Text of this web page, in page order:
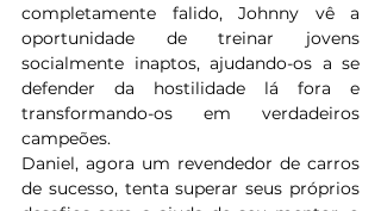
completamente falido, Johnny vê a
oportunidade de treinar jovens
socialmente inaptos, ajudando-os a se
defender da hostilidade lá fora e
transformando-os em verdadeiros
campeões.
Daniel, agora um revendedor de carros
de sucesso, tenta superar seus próprios